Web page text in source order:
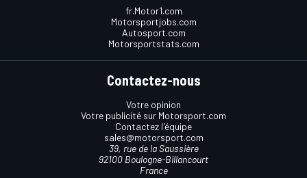
fr.Motor1.com
Motorsportjobs.com
Autosport.com
Motorsportstats.com
Contactez-nous
Votre opinion
Votre publicité sur Motorsport.com
Contactez l'équipe
sales@motorsport.com
39, rue de la Saussière
92100 Boulogne-Billancourt
France